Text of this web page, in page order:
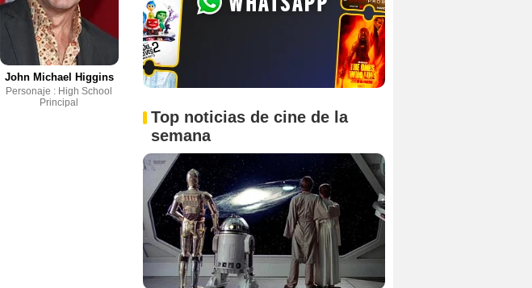
John Michael Higgins
Personaje : High School
Principal
Top noticias de cine de la
semana